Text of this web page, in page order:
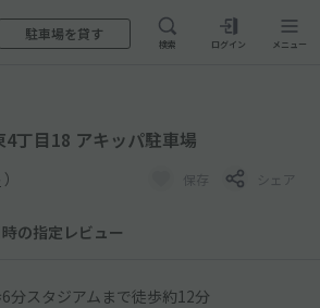
駐車場を貸す
検索 ログイン メニュー
丁目18 アキッパ駐車場
） 保存 シェア
時の指定レビュー
分スタジアムまで徒歩約12分